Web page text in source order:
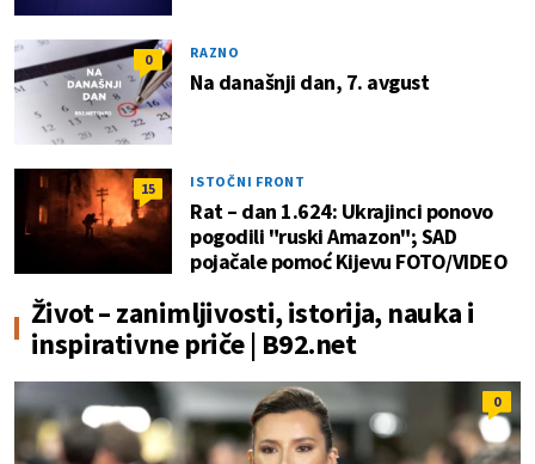
0 RAZNO
Na današnji dan, 7. avgust
15 ISTOČNI FRONT
Rat – dan 1.624: Ukrajinci ponovo
pogodili "ruski Amazon"; SAD
pojačale pomoć Kijevu FOTO/VIDEO
Život – zanimljivosti, istorija, nauka i
inspirativne priče | B92.net
0